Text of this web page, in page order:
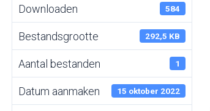
Downloaden 584
Bestandsgrootte 292,5 KB
Aantal bestanden 1
Datum aanmaken 15 oktober 2022